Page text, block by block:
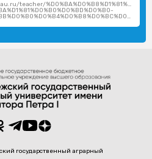
teacher/
%D0%B2%D0%BB%D0%B0%D0%B4%D0%B8%D0%BC%D0%B8%D1%80%D0%BE%D0%B2%D0%BD%D0%B0/
государственный аграрный